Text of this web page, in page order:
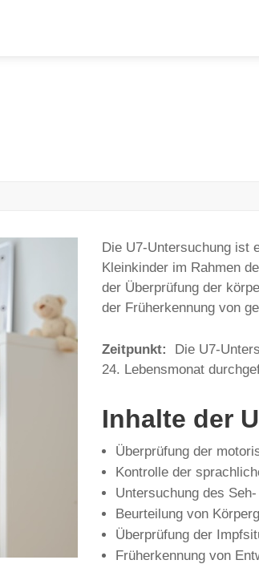
Die U7-Untersuchung ist
Kleinkinder im Rahmen
der Überprüfung der
der Früherkennung von
Zeitpunkt:
Die U7-
24. Lebensmonat
Inhalte der
Überprüfung der
Kontrolle der
Untersuchung des
Beurteilung von
Überprüfung der
Früherkennung von